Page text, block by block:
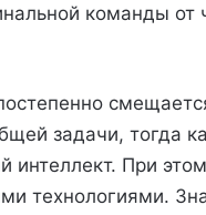
команды от
задачи, тогда
интеллект. При
технологиями.